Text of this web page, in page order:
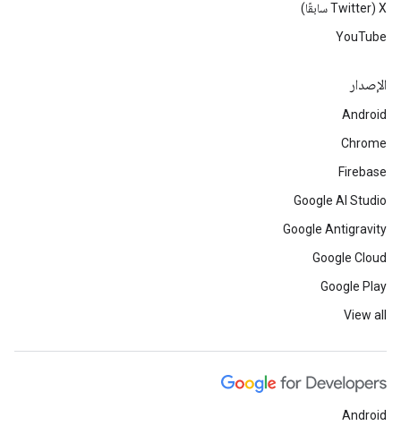
‫X ‏(Twitter سابقًا)
YouTube
الإصدار
Android
Chrome
Firebase
Google AI Studio
Google Antigravity
Google Cloud
Google Play
View all
Android